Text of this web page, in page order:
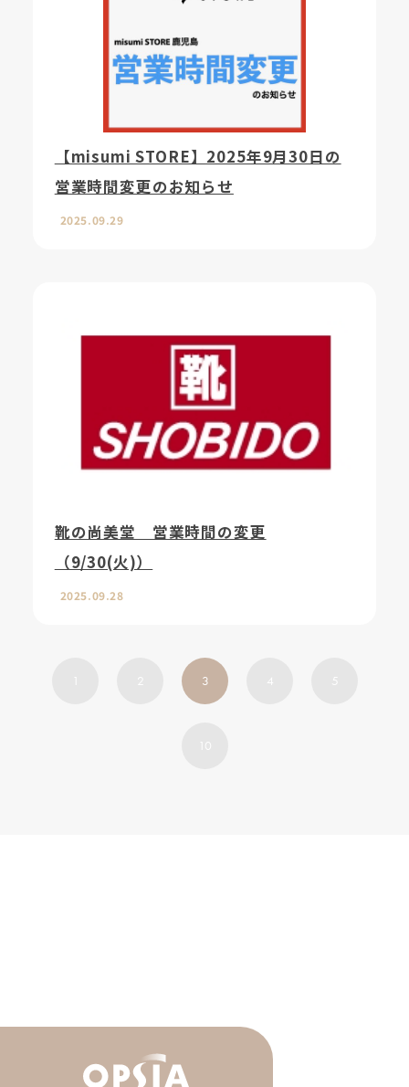
【misumi STORE】2025年9月30日の
営業時間変更のお知らせ
2025.09.29
靴の尚美堂 営業時間の変更
（9/30(火)）
2025.09.28
1 2 3 4 5
10